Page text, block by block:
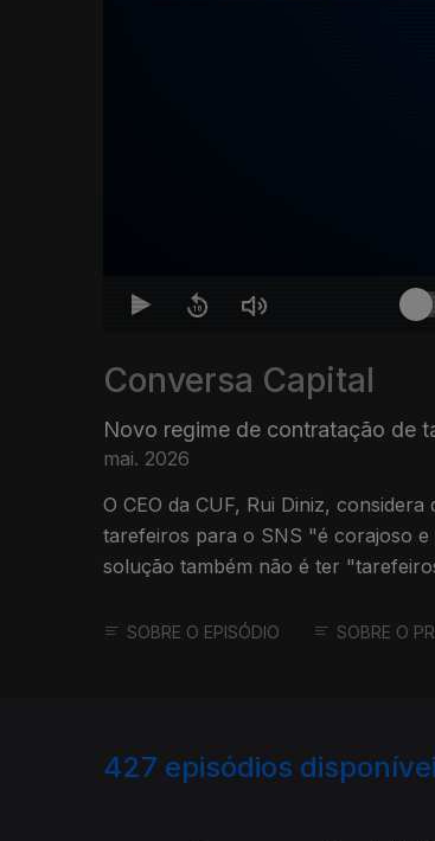
Conversa Capital
Novo regime de contratação de
mai. 2026
O CEO da CUF, Rui Diniz,
tarefeiros para o SNS "é corajoso
solução também não é ter
SOBRE O EPISÓDIO SOBRE O
427 episódios